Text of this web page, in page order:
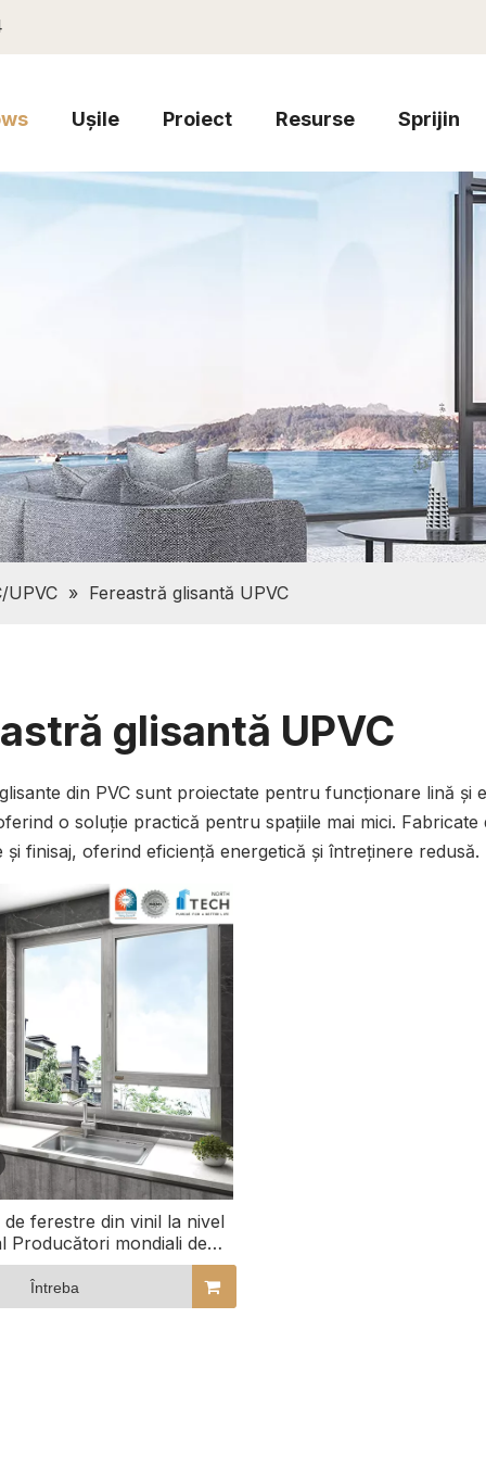
Ușile Proiect Resurse Sprijin
UPVC » Fereastră glisantă UPVC
glisantă UPVC
din PVC sunt proiectate pentru funcționare lină și
o soluție practică pentru spațiile mai mici.
și finisaj, oferind eficiență energetică și întreținere redusă.
ferestre din vinil la nivel
Producători mondiali de
PVC Sisteme de ferestre
la prețuri cu ridicata
Întreba